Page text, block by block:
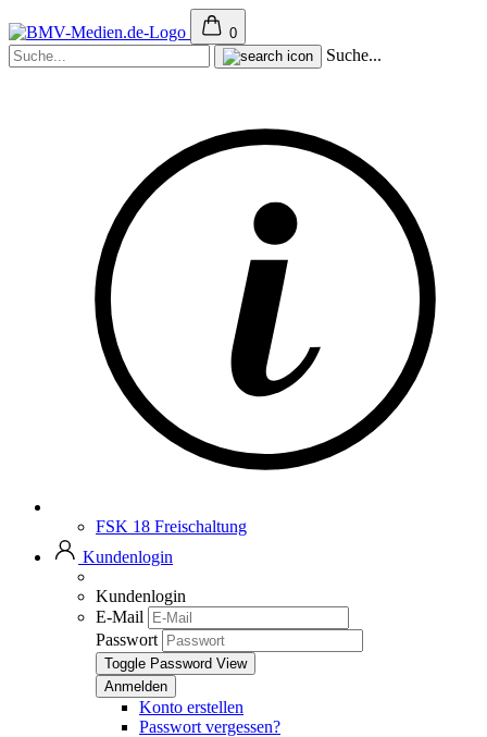
0
Suche...
FSK 18 Freischaltung
Kundenlogin
Kundenlogin
E-Mail
Passwort
Toggle Password View
Konto erstellen
Passwort vergessen?